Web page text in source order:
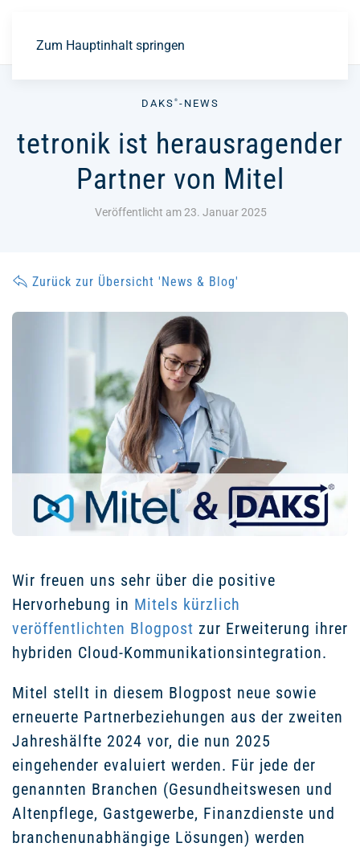
Zum Hauptinhalt springen
DAKS ® -NEWS
tetronik ist herausragender
Partner von Mitel
Veröffentlicht am 23. Januar 2025
Zurück zur Übersicht 'News & Blog'
Wir freuen uns sehr über die positive
Hervorhebung in Mitels kürzlich
veröffentlichten Blogpost zur Erweiterung ihrer
hybriden Cloud-Kommunikationsintegration.
Mitel stellt in diesem Blogpost neue sowie
erneuerte Partnerbeziehungen aus der zweiten
Jahreshälfte 2024 vor, die nun 2025
eingehender evaluiert werden. Für jede der
genannten Branchen (Gesundheitswesen und
Altenpflege, Gastgewerbe, Finanzdienste und
branchenunabhängige Lösungen) werden